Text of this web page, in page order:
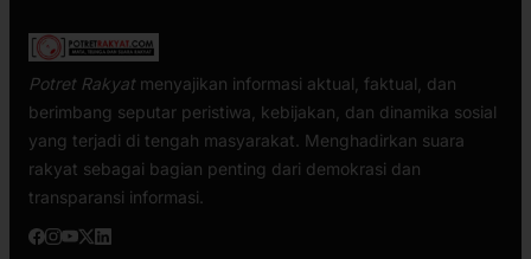
Potret Rakyatmenyajikan informasi aktual, faktual, dan
berimbang seputar peristiwa, kebijakan, dan dinamika sosial
yang terjadi di tengah masyarakat. Menghadirkan suara
rakyat sebagai bagian penting dari demokrasi dan
transparansi informasi.